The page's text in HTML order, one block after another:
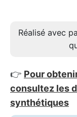
Réalisé avec
👉 Pour
consultez les
synthétiques